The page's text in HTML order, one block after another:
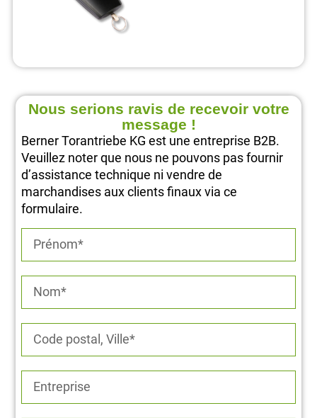
Nous serions ravis de recevoir votre
message !
Berner Torantriebe KG est une entreprise B2B.
Veuillez noter que nous ne pouvons pas fournir
d’assistance technique ni vendre de
marchandises aux clients finaux via ce
formulaire.